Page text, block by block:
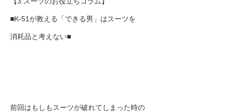
■K-51が教える「できる男」はスーツを
消耗品と考えない■
前回はもしもスーツが破れてしまった時の